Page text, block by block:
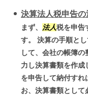
決算法人税申告の
まず、 法人税を申告
す。 決算の手順と
して、会社の帳簿
力し決算書類を作
を申告して納付すれ
お、決算書類として